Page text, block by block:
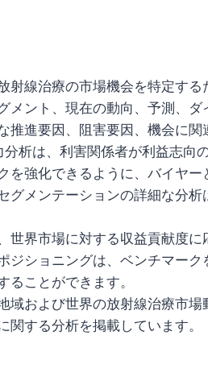
射線治療の市場機会を特定す
メント、現在の動向、予測、ダ
推進要因、阻害要因、機会に関
析は、利害関係者が利益志向
を強化できるように、バイヤー
グメンテーションの詳細な分
世界市場に対する収益貢献度に
ジショニングは、ベンチマー
ることができます。
域および世界の放射線治療市
関する分析を掲載しています。